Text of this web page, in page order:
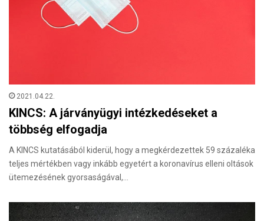
2021.04.22.
KINCS: A járványügyi intézkedéseket a
többség elfogadja
A KINCS kutatásából kiderül, hogy a megkérdezettek 59 százaléka
teljes mértékben vagy inkább egyetért a koronavírus elleni oltások
ütemezésének gyorsaságával,…